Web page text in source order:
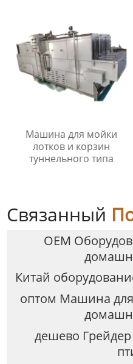
Машина для мойки
лотков и корзин
туннельного типа
Связанный
OEM
Китай
оптом Машина
дешево